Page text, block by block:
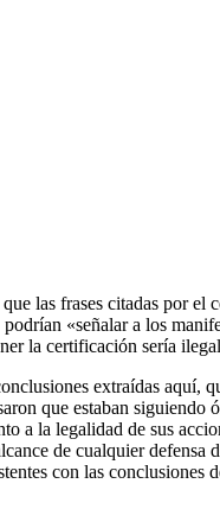
las frases citadas por el
«señalar a los
la certificación sería
extraídas aquí,
que estaban siguiendo
a la legalidad de sus
de cualquier defensa
con las conclusiones